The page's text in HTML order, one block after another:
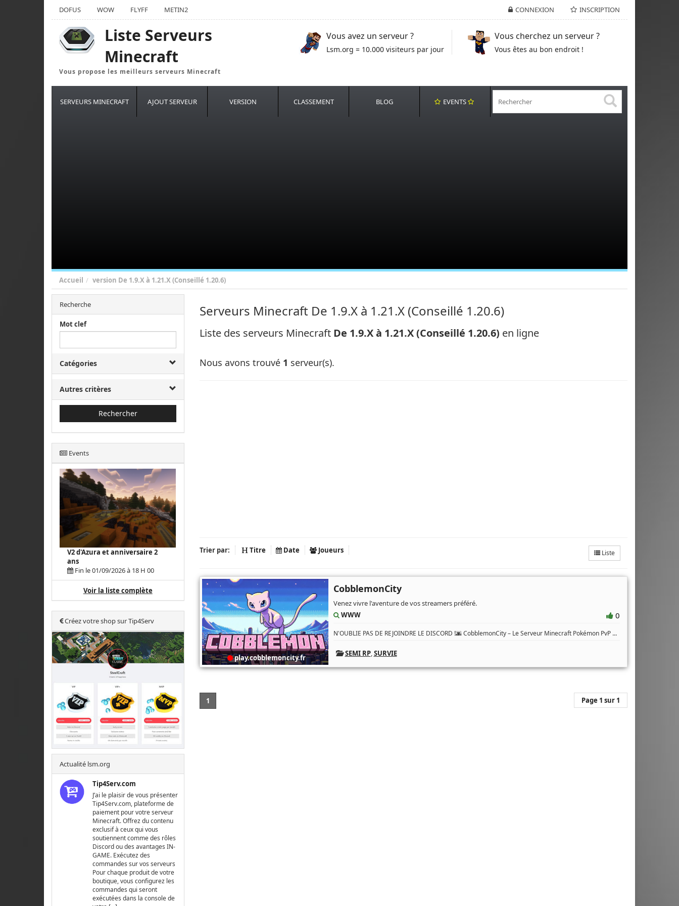
CONNEXION INSCRIPTION
DOFUS WOW FLYFF METIN2
Liste Serveurs
Minecraft
Vous propose les meilleurs serveurs Minecraft
Vous avez un serveur ?
Lsm.org = 10.000 visiteurs par jour
Vous cherchez un serveur ?
Vous êtes au bon endroit !
SERVEURS MINECRAFT AJOUT SERVEUR VERSION CLASSEMENT BLOG EVENTS
Accueil version De 1.9.X à 1.21.X (Conseillé 1.20.6)
Recherche
Mot clef
Catégories
Autres critères
Rechercher
Events
V2 d'Azura et anniversaire 2
ans
Fin le 01/09/2026 à 18 H 00
Voir la liste complète
Créez votre shop sur Tip4Serv
Actualité lsm.org
Tip4Serv.com
J’ai le plaisir de vous présenter
Tip4Serv.com, plateforme de
paiement pour votre serveur
Minecraft. Offrez du contenu
exclusif à ceux qui vous
soutiennent comme des rôles
Discord ou des avantages IN-
GAME. Exécutez des
commandes sur vos serveurs
Pour chaque produit de votre
boutique, vous configurez les
commandes qui seront
exécutées dans la console de
Serveurs Minecraft De 1.9.X à 1.21.X (Conseillé 1.20.6)
Liste des serveurs Minecraft De 1.9.X à 1.21.X (Conseillé 1.20.6) en ligne
Nous avons trouvé 1 serveur(s).
Trier par: Titre Date Joueurs Liste
play.cobblemoncity.fr
CobblemonCity
Venez vivre l'aventure de vos streamers préféré.
WWW
0
N'OUBLIE PAS DE REJOINDRE LE DISCORD !🌆 CobblemonCity – Le Serveur Minecraft Pokémon PvP ...
SEMI RP,SURVIE
1 Page 1 sur 1